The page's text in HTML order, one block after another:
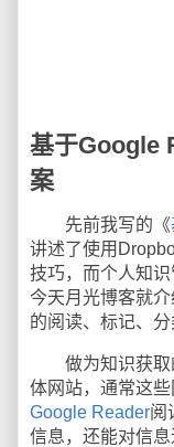
基于Google
案
先前我写的《
讲述了使用
技巧，而个人知识
今天月光博客就
的阅读、标记、分
做为知识获取
体网站，通常这
Google Reader阅
信息，还能对信息